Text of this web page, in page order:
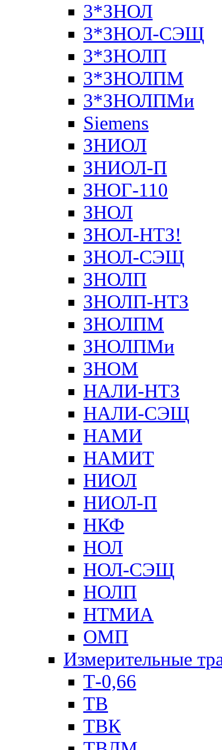
3*ЗНОЛ
3*ЗНОЛ-СЭЩ
3*ЗНОЛП
3*ЗНОЛПМ
3*ЗНОЛПМи
Siemens
ЗНИОЛ
ЗНИОЛ-П
ЗНОГ-110
ЗНОЛ
ЗНОЛ-НТЗ!
ЗНОЛ-СЭЩ
ЗНОЛП
ЗНОЛП-НТЗ
ЗНОЛПМ
ЗНОЛПМи
ЗНОМ
НАЛИ-НТЗ
НАЛИ-СЭЩ
НАМИ
НАМИТ
НИОЛ
НИОЛ-П
НКФ
НОЛ
НОЛ-СЭЩ
НОЛП
НТМИА
ОМП
Измерительные
Т-0,66
ТВ
ТВК